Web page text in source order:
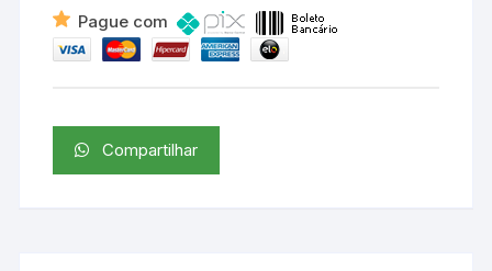
Pague com
Compartilhar